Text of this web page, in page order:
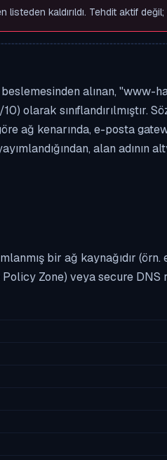
kaldırıldı. Tehdit aktif değil;
beslemesinden alınan,
olarak
ağ kenarında, e-posta
alan adının
bir ağ kaynağıdır
Zone) veya secure